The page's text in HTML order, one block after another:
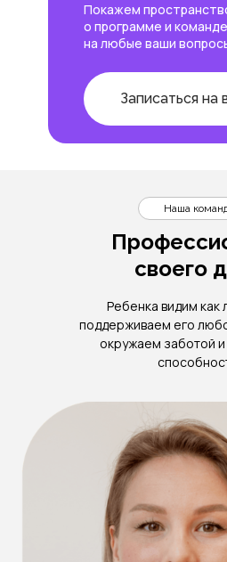
Покажем
о программе и
на любые ваши
Записаться на
своего
Наша
Ребенка видим как
поддерживаем его
окружаем заботой